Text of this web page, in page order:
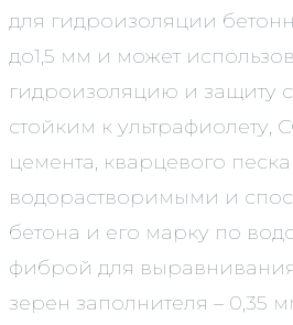
для гидроизоляции
до1,5 мм и может
гидроизоляцию и защиту
стойким к ультрафиолету,
цемента, кварцевого
водорастворимыми и
бетона и его марку по
фиброй для
зерен заполнителя – 0,35